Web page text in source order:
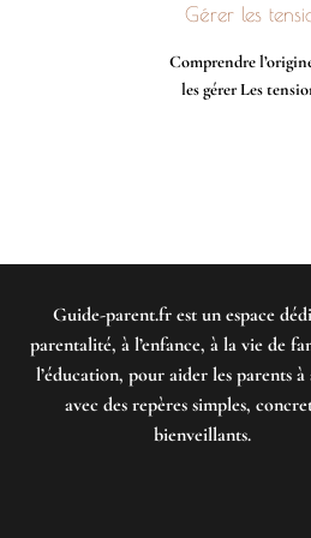
Gérer les
Comprendre
les gérer Les
Guide-parent.frest un espace
parentalité, à l’enfance, à la vie de
l’éducation, pour aider les parents à
avec des repères simples,
bienveillants.